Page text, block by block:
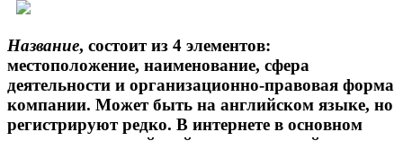
Название, состоит из 4 элементов:
местоположение, наименование, сфера
деятельности и организационно-правовая форма
компании. Может быть на английском языке, но
регистрируют редко. В интернете в основном